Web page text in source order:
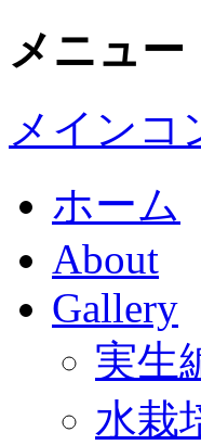
メニュー
メインコ
ホーム
About
Gallery
実生
水栽